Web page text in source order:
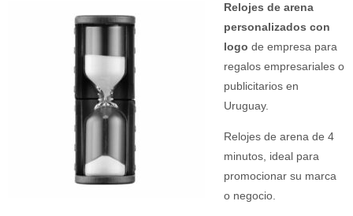
Relojes de arena
personalizados con
logo de empresa para
regalos empresariales o
publicitarios en
Uruguay.
Relojes de arena de 4
minutos, ideal para
promocionar su marca
o negocio.